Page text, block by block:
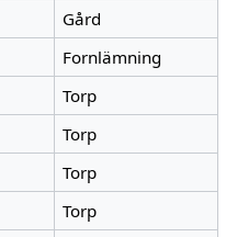
Gård
Fornlämning
Torp
Torp
Torp
Torp